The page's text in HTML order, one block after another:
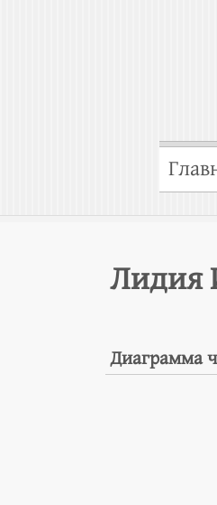
Лидия
Диаграмма